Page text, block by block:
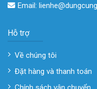
Email:
Hỗ trợ
Về chúng tôi
Đặt hàng và thanh toán